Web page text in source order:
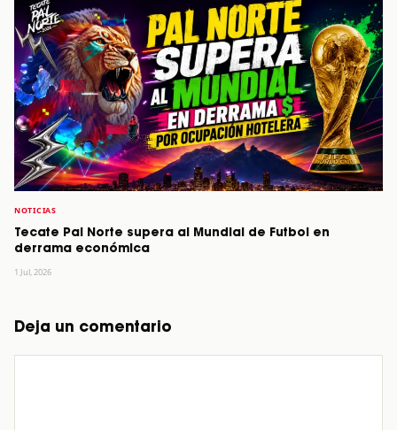
NOTICIAS
Tecate Pal Norte supera al Mundial de Futbol en
derrama económica
1 Jul, 2026
Deja un comentario
Comentario